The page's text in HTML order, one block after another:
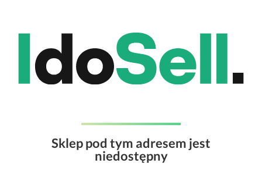
Sklep pod tym adresem jest
niedostępny